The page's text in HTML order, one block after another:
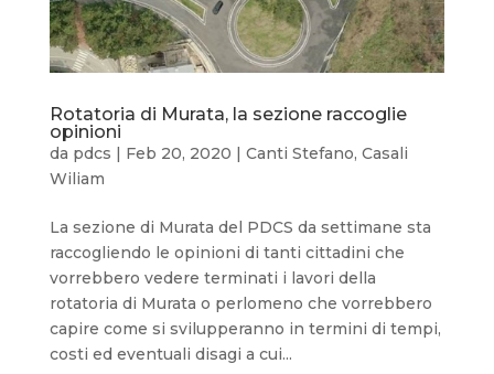
Rotatoria di Murata, la sezione raccoglie
opinioni
da pdcs | Feb 20, 2020 | Canti Stefano, Casali
Wiliam
La sezione di Murata del PDCS da settimane sta
raccogliendo le opinioni di tanti cittadini che
vorrebbero vedere terminati i lavori della
rotatoria di Murata o perlomeno che vorrebbero
capire come si svilupperanno in termini di tempi,
costi ed eventuali disagi a cui...